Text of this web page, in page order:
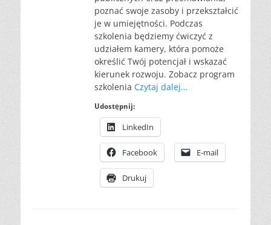
poznać swoje zasoby i przekształcić
je w umiejętności. Podczas
szkolenia będziemy ćwiczyć z
udziałem kamery, która pomoże
określić Twój potencjał i wskazać
kierunek rozwoju. Zobacz program
szkolenia Czytaj dalej…
Udostępnij:
LinkedIn
Facebook E-mail
Drukuj